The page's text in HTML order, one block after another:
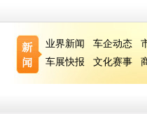
业界新闻 车企动态
车展快报
文化赛事